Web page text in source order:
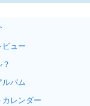
ビュー
ルバム
カレンダー